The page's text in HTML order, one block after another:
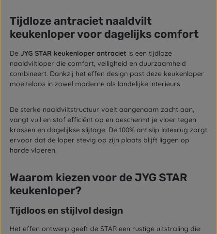
Tijdloze antraciet naaldvilt
keukenloper voor dagelijks comfort
De JYG STAR keukenloper antraciet is een tijdloze
naaldviltloper die comfort, veiligheid en duurzaamheid
combineert. Dankzij het effen design past deze keukenloper
moeiteloos in zowel moderne als landelijke interieurs.
De sterke naaldviltstructuur voelt aangenaam zacht aan,
vangt vuil en stof efficiënt op en beschermt je vloer tegen
krassen en dagelijkse slijtage. De 100% antislip latexrug zorgt
ervoor dat de loper stevig op zijn plaats blijft liggen op
harde vloeren.
Waarom kiezen voor de JYG STAR
keukenloper?
Tijdloos en stijlvol design
Het effen ontwerp geeft de STAR een rustige uitstraling die